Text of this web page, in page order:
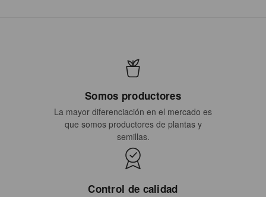
Somos productores
La mayor diferenciación en el mercado es
que somos productores de plantas y
semillas.
Control de calidad